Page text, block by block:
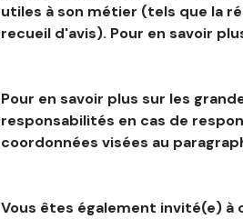
utiles à son métier (tels que la
recueil d'avis). Pour en savoir
Pour en savoir plus sur les
responsabilités en cas de
coordonnées visées au
Vous êtes également invité(e)